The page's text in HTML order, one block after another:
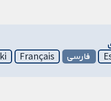
فارسی Français